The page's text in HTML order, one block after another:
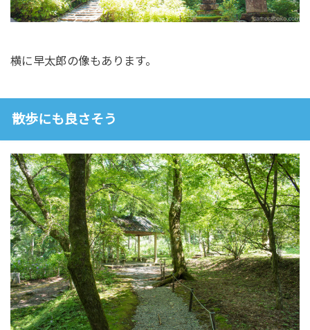
横に早太郎の像もあります。
散歩にも良さそう